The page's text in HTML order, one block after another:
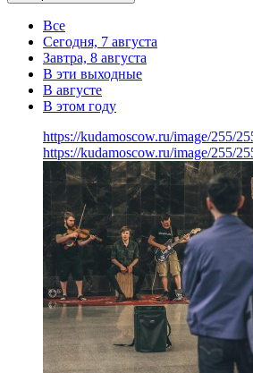
Все
Сегодня, 7 августа
Завтра, 8 августа
В эти выходные
В августе
В этом году
https://kudamoscow.ru/image/255/
https://kudamoscow.ru/image/255/